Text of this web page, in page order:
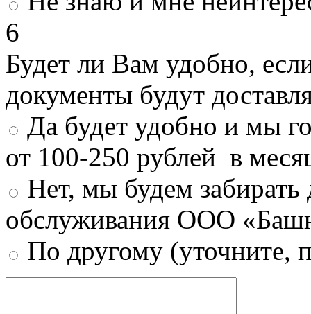
6
Будет ли Вам удобно,
документы будут
Да будет удобно и мы
от 100-250 рублей в
Нет, мы будем
обслуживания ООО
По другому (уточните,